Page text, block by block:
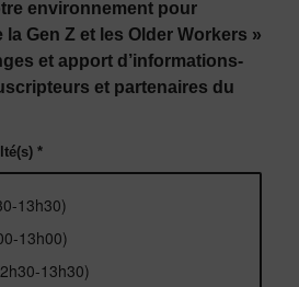
environnement pour
Gen Z et les Older Workers »
et apport d’informations-
et partenaires du
*